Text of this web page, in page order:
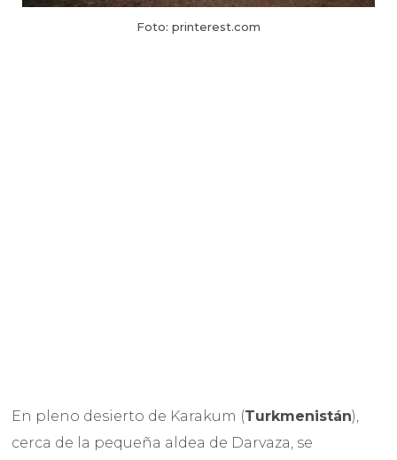
Foto: printerest.com
En pleno desierto de Karakum (Turkmenistán),
cerca de la pequeña aldea de Darvaza, se